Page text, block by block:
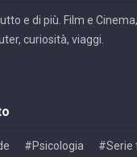
e di più. Film e
curiosità, viaggi.
#Psicologia #Serie